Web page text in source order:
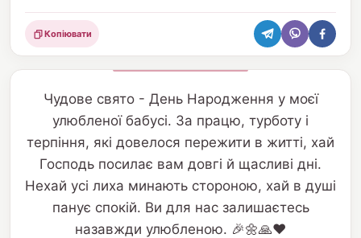
Поділитися
Копіювати
Чудове свято - День Народження у моєї
улюбленої бабусі. За працю, турботу і
терпіння, які довелося пережити в житті, хай
Господь посилає вам довгі й щасливі дні.
Нехай усі лиха минають стороною, хай в душі
панує спокій. Ви для нас залишаєтесь
назавжди улюбленою. 🎉🌼🙏❤️